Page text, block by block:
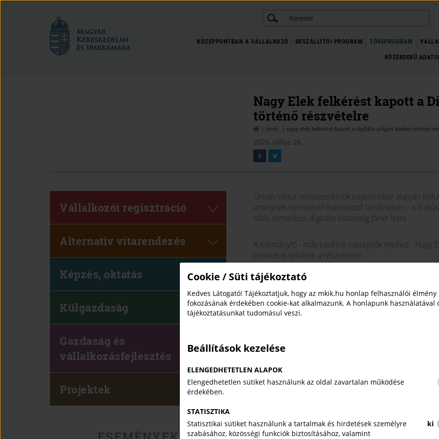
Magyar
Kereskedelmi
és
Iparkamara
KERESÉS
KÖZÉPPONTBAN A VÁLLALKOZÓ BESZÁLLÍTÓI PROGRAM TŐKEPROGRAM
KÖZÉRDEKŰ
Nagy Elek felkérést kapott a
történő részvételre
hírek nagy elek felkérést kapott a digitális polgári körben történő
2025. július 26.
Vállalkozói regisztráció
Alternatív vitarendezés
Képzés, oktatás
Külgazdaság
Gazdaság és
vállalkozásfejlesztés
Projektek
Orbán Viktor miniszterelnök bejelentése alapján
amelynek keretében különböző területeken - a
több tematikus, digitális közösség jöhet létre.
A kormányfő - más közéleti szereplők mellett - Nagy
elnökét is felkérte a részvételre.
A kezdeményezés üzleti térben történő
szféra digitális átalakulásában, a startup-világ
válásában és a vállalati innováció robbanásszerű
„Ez egy olyan feladat, amely egy rendkívül aktuális
válaszokat. Mivel engem személyesen is nagyon
kerestem a lehetőséget - de a felkérést tisztelettel
szükség van a párbeszédre, a bizalomra és az olyan
fejlődés irányait. A gazdaság gyors, exponenciális
kell építeni, a régi reflexek helyett újak szükségesek.
létrehozása és működése segíthet, akkor nekem ott
Cookie / Süti tájékoztató
Kedves Látogató! Tájékoztatjuk, hogy az mkik.hu honlap felhasználói élmény
fokozásának érdekében cookie-kat alkalmazunk. A honlapunk használatával
tájékoztatásunkat tudomásul veszi.
Beállítások kezelése
ELENGEDHETETLEN ALAPOK
Elengedhetetlen sütiket használunk az oldal zavartalan működése
érdekében.
STATISZTIKA
Statisztikai sütiket használunk a tartalmak és hirdetések személyre
szabásához, közösségi funkciók biztosításához, valamint
ki